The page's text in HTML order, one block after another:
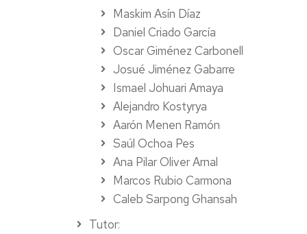
Maskim Asín Díaz
Daniel Criado García
Oscar Giménez Carbonell
Josué Jiménez Gabarre
Ismael Johuari Amaya
Alejandro Kostyrya
Aarón Menen Ramón
Saúl Ochoa Pes
Ana Pilar Oliver Arnal
Marcos Rubio Carmona
Caleb Sarpong Ghansah
Tutor: